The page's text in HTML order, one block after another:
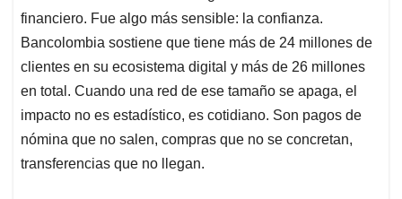
financiero. Fue algo más sensible: la confianza.
Bancolombia sostiene que tiene más de 24 millones de
clientes en su ecosistema digital y más de 26 millones
en total. Cuando una red de ese tamaño se apaga, el
impacto no es estadístico, es cotidiano. Son pagos de
nómina que no salen, compras que no se concretan,
transferencias que no llegan.